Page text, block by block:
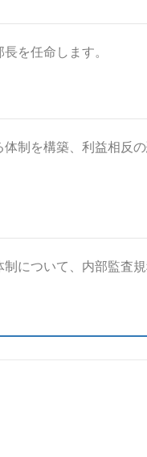
を任命します。
制を構築、利益相反
について、内部監査